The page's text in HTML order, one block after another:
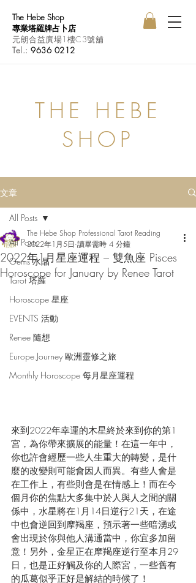
The Hebe Shop
專業塔羅牌占卜店
元朗合益廣場1樓C3號舖
Tel.:9636 0212
THE HEBE
SHOP
文章
All Posts
Gems 水晶
Tarot 塔羅
Horoscope 星座
EVENTS 活動
Renee 隨想
Europe Journey 歐洲靈修之旅
Monthly Horoscope 每月星座運程
All Posts
2022年1月星座運程 – 雙魚座 Pisces
Horoscope for January by Renee Tarot
The Hebe Shop Professional Tarot Reading
2022年1月5日 讀畢需時 4 分鐘
來到2022年幸運的木星終於來到你的第1
宮，為你帶來擴展的能量！在這一年中，
你也許會經歷一些人生重大的轉變，是什
麼的改變則可能會因人而異。有些人會是
在工作上，有些則會是在情感上！而在今
個月你的焦點大多集中於人與人之間的關
係中，水星將在1月14日逆行21天，在途
中也會逆回到摩羯座，預示著一些暗湧或
會出現於你與他人溝通當中，你宜多加留
意！另外，金星正在摩羯座逆行至本月29
日，也是正好觸及你的人際宮，一些舊有
的瓜葛似乎正好是解結的時候了！